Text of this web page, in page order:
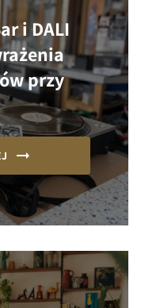
i DALI
przy